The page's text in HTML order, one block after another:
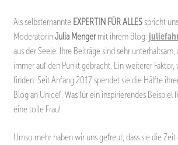
Als selbsternannteEXPERTIN FÜR ALLESspricht
ModeratorinJulia Mengermit ihrem Blog:
aus der Seele. Ihre Beiträge sind sehr
immer auf den Punkt gebracht. Ein weiterer
finden: Seit Anfang 2017 spendet sie die Hälfte
Blog an Unicef. Was für ein inspirierendes Beispiel
eine tolle Frau!
Umso mehr haben wir uns gefreut, dass sie die